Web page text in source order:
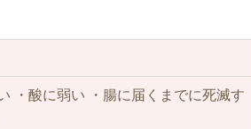
・酸に弱い ・腸に届くまでに死滅す